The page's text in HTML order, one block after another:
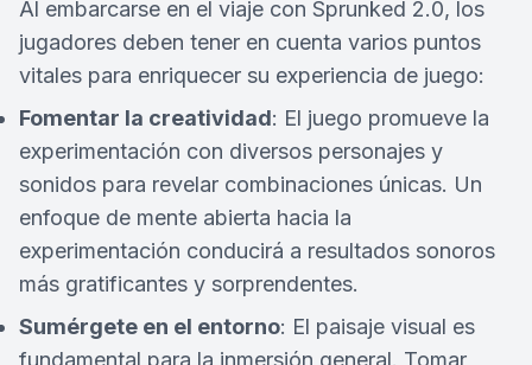
Al embarcarse en el viaje con Sprunked 2.0, los
jugadores deben tener en cuenta varios puntos
vitales para enriquecer su experiencia de juego:
Fomentar la creatividad: El juego promueve la
experimentación con diversos personajes y
sonidos para revelar combinaciones únicas. Un
enfoque de mente abierta hacia la
experimentación conducirá a resultados sonoros
más gratificantes y sorprendentes.
Sumérgete en el entorno: El paisaje visual es
fundamental para la inmersión general. Tomar